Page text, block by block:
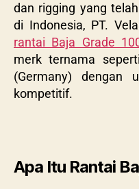
dan rigging yang
di Indonesia, PT.
rantai Baja Grade
merk ternama
(Germany) dengan
kompetitif.
Apa Itu Rantai